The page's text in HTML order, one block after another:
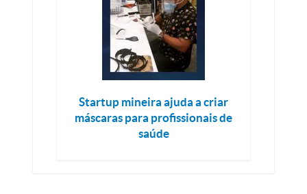
Startup mineira ajuda a criar
máscaras para profissionais de
saúde